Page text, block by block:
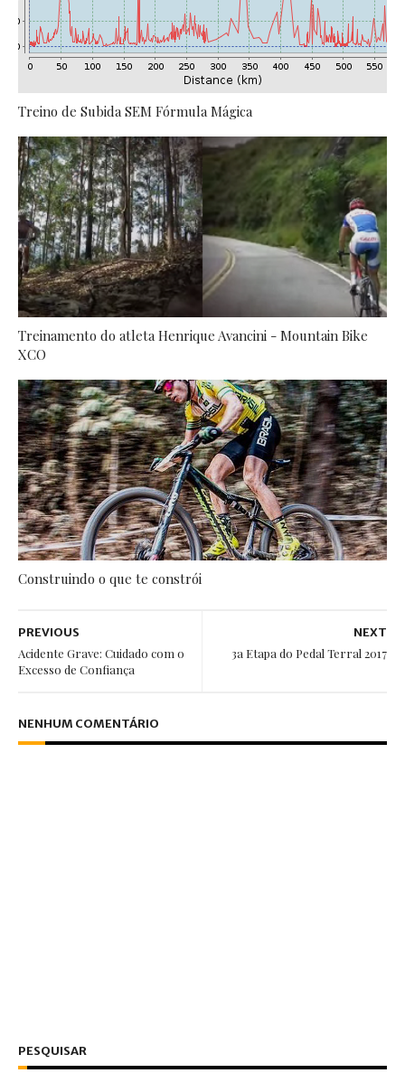
Treino de Subida SEM Fórmula Mágica
Treinamento do atleta Henrique Avancini - Mountain Bike
XCO
Construindo o que te constrói
NEXT
3a Etapa do Pedal Terral 2017
PREVIOUS
Acidente Grave: Cuidado com o
Excesso de Confiança
NENHUM COMENTÁRIO
PESQUISAR